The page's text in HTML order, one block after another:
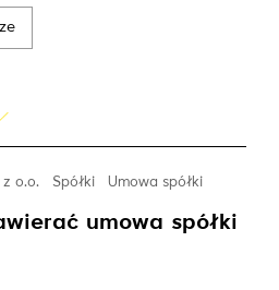
z o.o. Spółki Umowa spółki
umowa spółki